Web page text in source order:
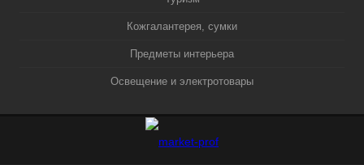
Кожгалантерея, сумки
Предметы интерьера
Освещение и электротовары